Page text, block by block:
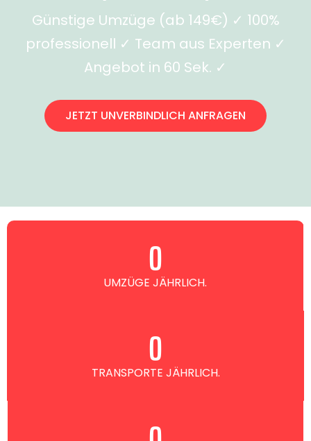
Günstige Umzüge (ab 149€) ✓ 100%
professionell ✓ Team aus Experten ✓
Angebot in 60 Sek. ✓
JETZT UNVERBINDLICH ANFRAGEN
UMZÜGE JÄHRLICH.
0
TRANSPORTE JÄHRLICH.
0